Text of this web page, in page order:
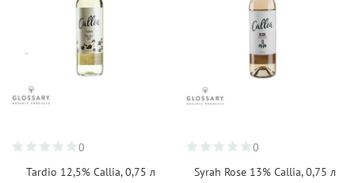
0
Tardio 12,5% Callia, 0,75 л
0
Syrah Rose 13% Callia, 0,75 л